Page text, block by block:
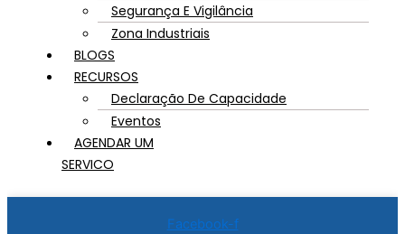
Segurança E Vigilância
Zona Industriais
BLOGS
RECURSOS
Declaração De Capacidade
Eventos
AGENDAR UM
SERVICO
Facebook-f